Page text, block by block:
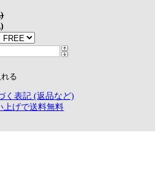
く表記 (返品など)
上げで送料無料